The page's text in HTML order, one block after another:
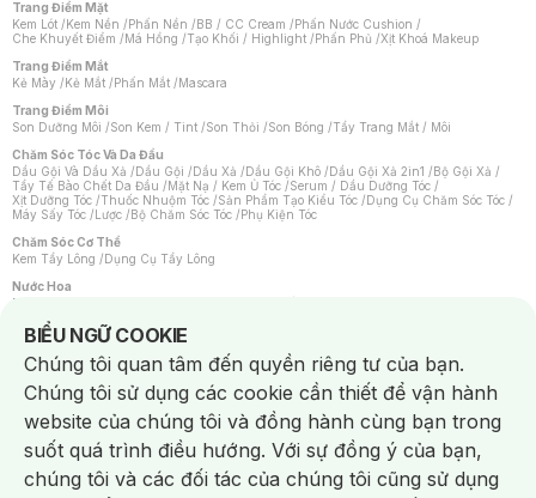
Trang Điểm Mặt
Kem Lót /Kem Nền /Phấn Nền /BB / CC Cream /Phấn Nước Cushion /
Che Khuyết Điểm /Má Hồng /Tạo Khối / Highlight /Phấn Phủ /Xịt Khoá Makeup
Trang Điểm Mắt
Kẻ Mày /Kẻ Mắt /Phấn Mắt /Mascara
Trang Điểm Môi
Son Dưỡng Môi /Son Kem / Tint /Son Thỏi /Son Bóng /Tẩy Trang Mắt / Môi
Chăm Sóc Tóc Và Da Đầu
Dầu Gội Và Dầu Xả /Dầu Gội /Dầu Xả /Dầu Gội Khô /Dầu Gội Xả 2in1 /Bộ Gội Xả /
Tẩy Tế Bào Chết Da Đầu /Mặt Nạ / Kem Ủ Tóc /Serum / Dầu Dưỡng Tóc /
Xịt Dưỡng Tóc /Thuốc Nhuộm Tóc /Sản Phẩm Tạo Kiểu Tóc /Dụng Cụ Chăm Sóc Tóc /
Máy Sấy Tóc /Lược /Bộ Chăm Sóc Tóc /Phụ Kiện Tóc
Chăm Sóc Cơ Thể
Kem Tẩy Lông /Dụng Cụ Tẩy Lông
Nước Hoa
Nước Hoa Nữ
Chăm Sóc Cá Nhân
Chống Muỗi /Khẩu Trang /Máy Massage/Mặt Nạ Xông Hơi /Nước Rửa Tay/
Sản Phẩm Chăm Sóc Khác /Bàn Chải Đánh Răng /Bàn Chải Điện/
Hỗ Trợ Trắng Răng/Kem Đánh Răng /Máy Tăm Nước/ Nước Súc Miệng/
Tăm / Chỉ Nha Khoa/ Xịt Thơm Miệng / Dung Dịch Vệ Sinh/Dưỡng Vùng Kín/
Khăn Ướt Vệ Sinh Vùng Kín/Băng Vệ Sinh/Tampon/Bọt Cạo Râu /Dao Cạo Râu/
Máy Cạo Râu
Vấn Đề Về Da
Da Dầu / Lỗ Chân Lông To/ Da Khô / Mất Nước/ Da Lão Hóa/ Da Mụn/
Da Nhạy Cảm / Kích Ứng
Da Xỉn Màu Thâm / Nám / Tàn Nhang
BIỂU NGỮ COOKIE
Notice about cookies usage
Chúng tôi quan tâm đến quyền riêng tư của bạn.
Chúng tôi sử dụng các cookie cần thiết để vận hành
website của chúng tôi và đồng hành cùng bạn trong
suốt quá trình điều hướng. Với sự đồng ý của bạn,
chúng tôi và các đối tác của chúng tôi cũng sử dụng